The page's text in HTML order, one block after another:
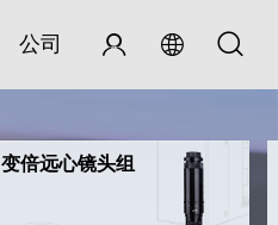
公司
变倍远心镜头组